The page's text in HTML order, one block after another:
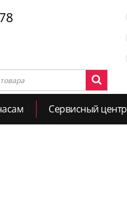
Сервисный центр